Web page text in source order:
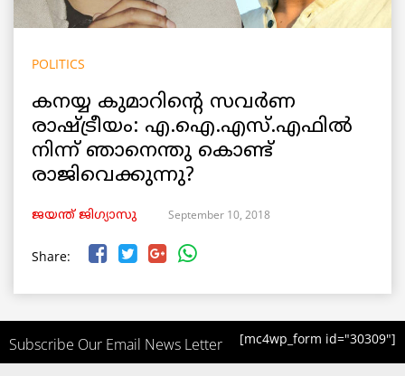
POLITICS
കനയ്യ കുമാറിന്റെ സവര്‍ണ
രാഷ്ട്രീയം: എ.ഐ.എസ്.എഫില്‍
നിന്ന് ഞാനെന്തു കൊണ്ട്
രാജിവെക്കുന്നു?
ജയന്ത് ജിഗ്യാസു September 10, 2018
Share:
Subscribe Our Email News Letter [mc4wp_form id="30309"]